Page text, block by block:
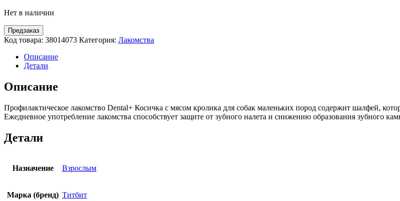
Нет в наличии
Предзаказ
Код товара: 38014073 Категория: Лакомства
Описание
Детали
Описание
Профилактическое лакомство Dental+ Косичка с мясом кролика для собак маленьких пород содержит шалфей,
Ежедневное употребление лакомства способствует защите от зубного налета и снижению образования зубного
Детали
Назначение Взрослым
Марка (бренд) Титбит